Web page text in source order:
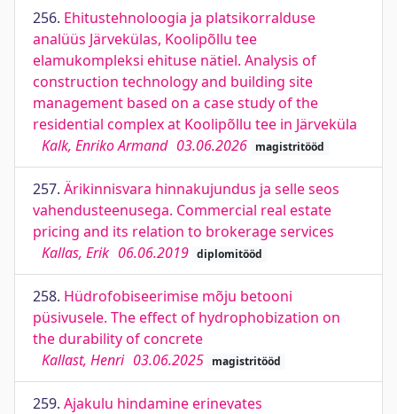
256. Ehitustehnoloogia ja platsikorralduse
analüüs Järvekülas, Koolipõllu tee
elamukompleksi ehituse nätiel. Analysis of
construction technology and building site
management based on a case study of the
residential complex at Koolipõllu tee in Järveküla
Kalk, Enriko Armand 03.06.2026 magistritööd
257. Ärikinnisvara hinnakujundus ja selle seos
vahendusteenusega. Commercial real estate
pricing and its relation to brokerage services
Kallas, Erik 06.06.2019 diplomitööd
258. Hüdrofobiseerimise mõju betooni
püsivusele. The effect of hydrophobization on
the durability of concrete
Kallast, Henri 03.06.2025 magistritööd
259. Ajakulu hindamine erinevates